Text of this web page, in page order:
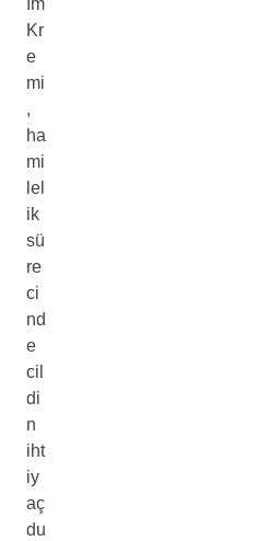
ım
Kr
e
mi
,
ha
mi
lel
ik
sü
re
ci
nd
e
cil
di
n
iht
iy
aç
du